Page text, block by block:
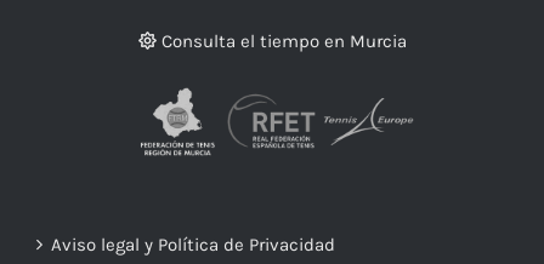
Consulta el tiempo en Murcia
Aviso legal y Política de Privacidad